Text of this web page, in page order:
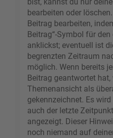
bearbeiten oder
Beitrag bearbeiten,
Beitrag“-Symbol für
anklickst; eventuell ist
begrenzten Zeitraum
möglich. Wenn bereits
Beitrag geantwortet
Themenansicht als
gekennzeichnet. Es
auch der letzte
angezeigt. Dieser
noch niemand auf